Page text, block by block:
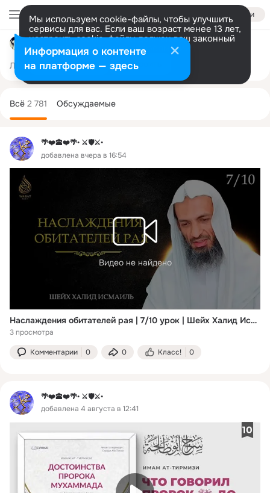
Войти
Мы используем cookie-файлы, чтобы улучшить
сервисы для вас. Если ваш возраст менее 13 лет,
настроить cookie-файлы должен ваш законный
представитель. Больше информации
Разрешить все Настроить
Лента Участники 2.3K Темы 2.7K
🌴❤️🕋❤️🌴• ⚔️🛡️⚔️•
добавлена вчера в 16:54
Видео не найдено
Наслаждения обитателей рая | 7/10 урок | Шейх Халид Исмаиль ᴴᴰ
3 просмотра
Комментарии 0 0 Класс! 0
🌴❤️🕋❤️🌴• ⚔️🛡️⚔️•
добавлена 4 августа в 12:41
колонка
Всё 2 781 Обсуждаемые
Информация о контенте
на платформе — здесь